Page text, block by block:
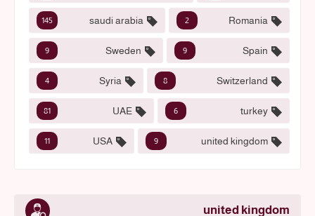
Romania
2
saudi arabia
145
Spain
9
Sweden
9
Switzerland
8
Syria
4
turkey
6
UAE
81
united kingdom
9
USA
11
united kingdom